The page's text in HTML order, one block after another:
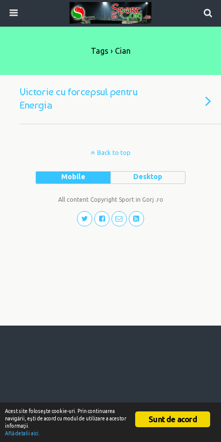
Tags › Cian
Victorie cu forcepsul pentru
Energia
Back to top
Mobile Desktop
All content Copyright Sport in Gorj .ro
Sunt de acord
Acest site foloseşte cookie-uri. Prin continuarea
navigării, eşti de acord cu modul de utilizare a acestor
informaţii.
Află detalii aici.